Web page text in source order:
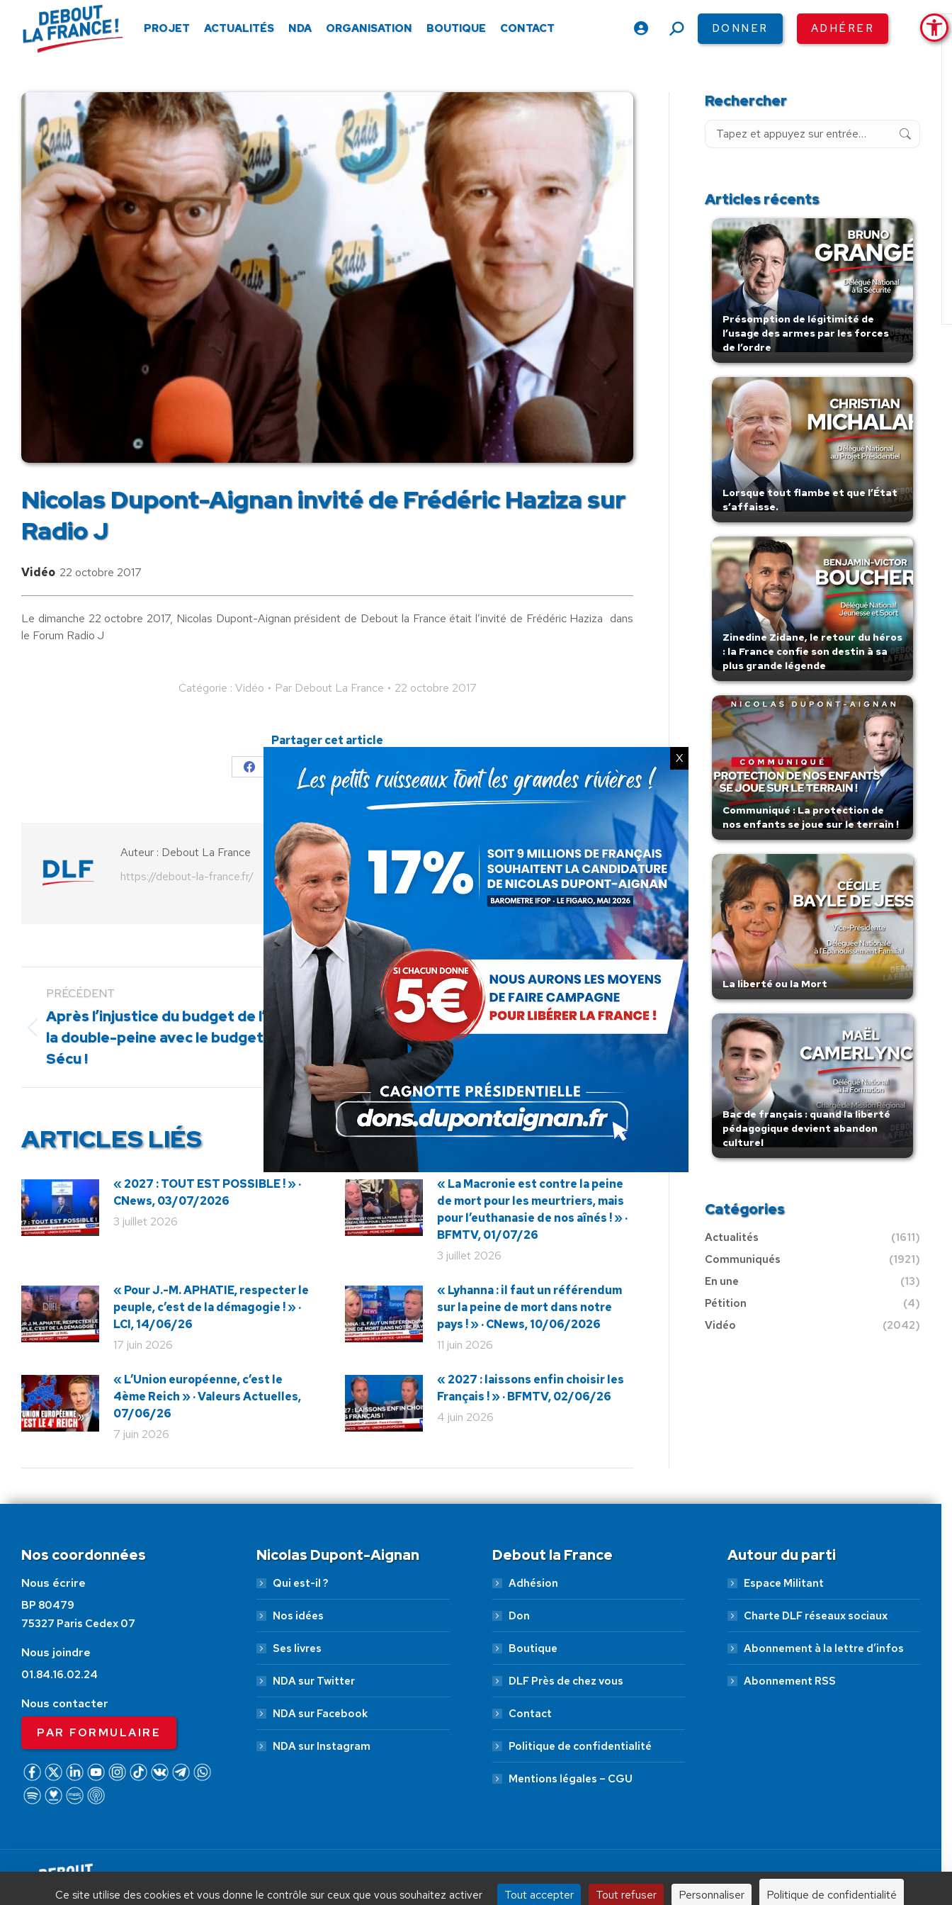
PROJET ACTUALITÉS NDA ORGANISATION BOUTIQUE CONTACT
RechercheDONNER ADHÉRER
Nicolas Dupont-Aignan invité de Frédéric Haziza sur
Radio J
Vidéo 22 octobre 2017
Le dimanche 22 octobre 2017, Nicolas Dupont-Aignan président de Debout la France était l’invité de Frédéric Haziza dans
le Forum Radio J
Catégorie : Vidéo Par Debout La France 22 octobre 2017
Partager cet article
Partager
PartagerPartager
sur
PartagerPartager
Auteur : Debout La France
https://debout-la-france.fr/
PRÉCÉDENT
Article
précédent
Après l’injustice du budget de l’Etat,
la double-peine avec le budget de la
Sécu !
SUIVANT
Article
:
10 milliards d’impôts à rembourser
aux entreprises : cet amateur
nommé Macron
ARTICLES LIÉS
« 2027 : TOUT EST POSSIBLE ! » ·
CNews, 03/07/2026
3 juillet 2026
« La Macronie est contre la peine
de mort pour les meurtriers, mais
pour l’euthanasie de nos aînés ! » ·
BFMTV, 01/07/26
3 juillet 2026
« Pour J.-M. APHATIE, respecter le
peuple, c’est de la démagogie ! » ·
LCI, 14/06/26
17 juin 2026
« Lyhanna : il faut un référendum
sur la peine de mort dans notre
pays ! » · CNews, 10/06/2026
11 juin 2026
« L’Union européenne, c’est le
4ème Reich » · Valeurs Actuelles,
07/06/26
7 juin 2026
« 2027 : laissons enfin choisir les
Français ! » · BFMTV, 02/06/26
4 juin 2026
Rechercher
Recherche
Articles récents
Présomption de légitimité de
l’usage des armes par les forces
de l’ordre
Lorsque tout flambe et que l’État
s’affaisse.
Zinedine Zidane, le retour du héros
: la France confie son destin à sa
plus grande légende
Communiqué : La protection de
nos enfants se joue sur le terrain !
La liberté ou la Mort
Bac de français : quand la liberté
pédagogique devient abandon
culturel
Catégories
Actualités
(1611)
Communiqués
(1921)
En une
(13)
Pétition
(4)
Vidéo
(2042)
Nos coordonnées
Nous écrire
BP 80479
75327 Paris Cedex 07
Nous joindre
01.84.16.02.24
Nous contacter
PAR FORMULAIRE
Nicolas Dupont-Aignan
Qui est-il ?
Nos idées
Ses livres
NDA sur Twitter
NDA sur Facebook
NDA sur Instagram
Debout la France
Adhésion
Don
Boutique
DLF Près de chez vous
Contact
Politique de confidentialité
Mentions légales – CGU
Autour du parti
Espace Militant
Charte DLF réseaux sociaux
Abonnement à la lettre d’infos
Abonnement RSS
Tous droits réservés.
X
AIDEZ NOUS À
JE FAIS UN DON À DLF
ADHÉSION 20 € 50 € 100 € 250 €
Panneau de gestion des cookies
Ce site utilise des cookies et vous donne le contrôle sur ceux que vous souhaitez activer Tout accepter Tout refuser Personnaliser Politique de confidentialité